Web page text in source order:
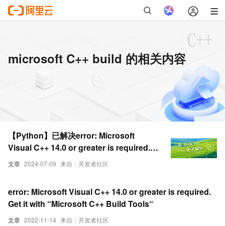
microsoft C++ build 的相关内容
文章 2024-07-09 来自：开发者社区
【Python】已解决error: Microsoft
Visual C++ 14.0 or greater is required.
Get it with “Microsoft C++ Build
文章 2022-11-14 来自：开发者社区
error: Microsoft Visual C++ 14.0 or greater is required.
Get it with “Microsoft C++ Build Tools“